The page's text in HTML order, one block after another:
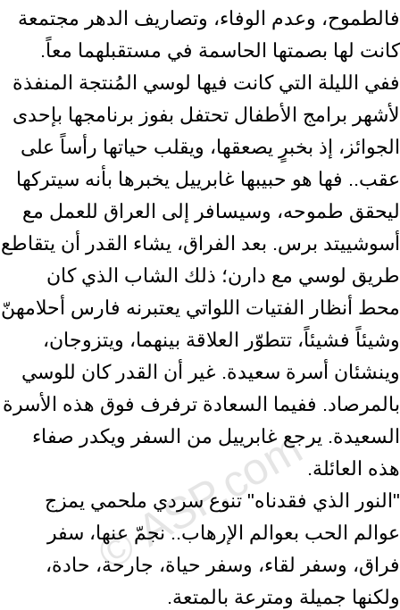
فالطموح، وعدم الوفاء، وتصاريف الدهر مجتمعة
كانت لها بصمتها الحاسمة في مستقبلهما معاً.
ففي الليلة التي كانت فيها لوسي المُنتجة المنفذة
لأشهر برامج الأطفال تحتفل بفوز برنامجها بإحدى
الجوائز، إذ بخبرٍ يصعقها، ويقلب حياتها رأساً على
عقب.. فها هو حبيبها غابرييل يخبرها بأنه سيتركها
ليحقق طموحه، وسيسافر إلى العراق للعمل مع
أسوشييتد برس. بعد الفراق، يشاء القدر أن يتقاطع
طريق لوسي مع دارن؛ ذلك الشاب الذي كان
محط أنظار الفتيات اللواتي يعتبرنه فارس أحلامهنّ
وشيئاً فشيئاً، تتطوّر العلاقة بينهما، ويتزوجان،
وينشئان أسرة سعيدة. غير أن القدر كان للوسي
بالمرصاد. ففيما السعادة ترفرف فوق هذه الأسرة
السعيدة. يرجع غابرييل من السفر ويكدر صفاء
هذه العائلة.
"النور الذي فقدناه" تنوع سردي ملحمي يمزج
عوالم الحب بعوالم الإرهاب.. نجمّ عنها، سفر
فراق، وسفر لقاء، وسفر حياة، جارحة، حادة،
ولكنها جميلة ومترعة بالمتعة.